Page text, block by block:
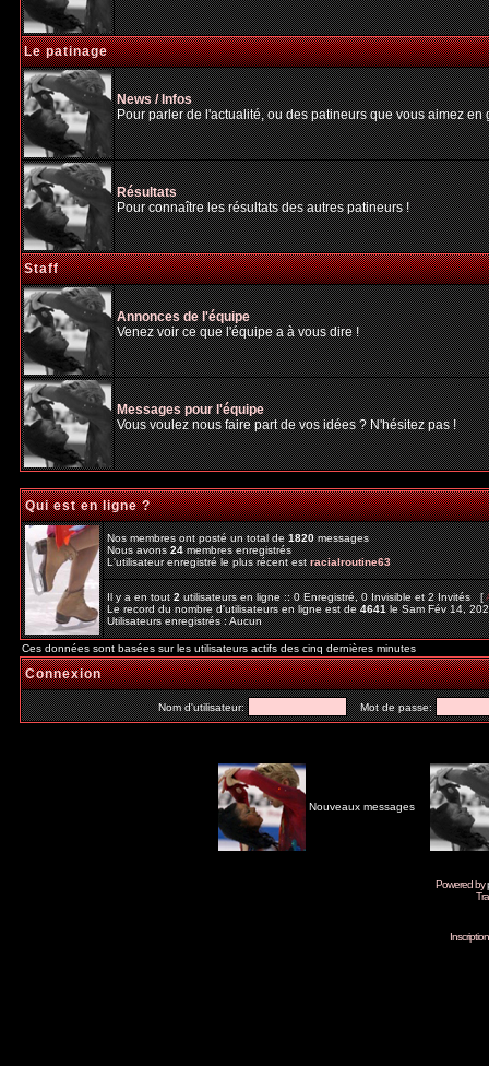
Le patinage
News / Infos
Pour parler de l'actualité, ou des patineurs que vous aimez
Résultats
Pour connaître les résultats des autres patineurs !
Staff
Annonces de l'équipe
Venez voir ce que l'équipe a à vous dire !
Messages pour l'équipe
Vous voulez nous faire part de vos idées ? N'hésitez pas !
Qui est en ligne ?
Nos membres ont posté un total de1820messages
Nous avons24membres enregistrés
L'utilisateur enregistré le plus récent estracialroutine63
Il y a en tout2utilisateurs en ligne :: 0 Enregistré, 0 Invisible et 2 Invités [
Le record du nombre d'utilisateurs en ligne est de4641le Sam Fév 14,
Utilisateurs enregistrés : Aucun
Ces données sont basées sur les utilisateurs actifs des cinq dernières minutes
Connexion
Nom d'utilisateur: Mot de passe:
Nouveaux messages
Powered by